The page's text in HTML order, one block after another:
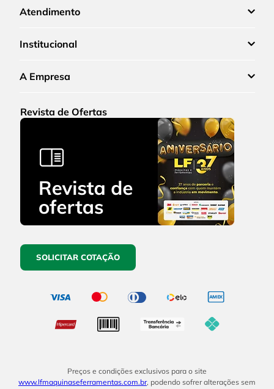
Atendimento
Institucional
A Empresa
Revista de Ofertas
SOLICITAR COTAÇÃO
Preços e condições exclusivos para o site
www.lfmaquinaseferramentas.com.br, podendo sofrer alterações sem